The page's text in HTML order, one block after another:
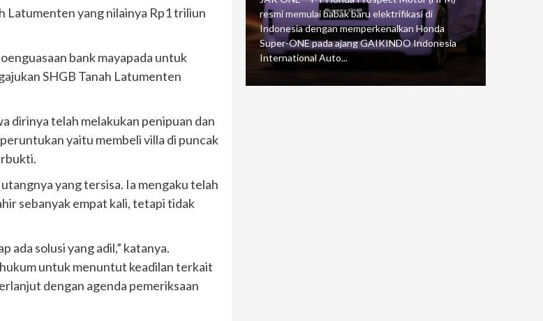
Latumenten yang nilainya Rp1 triliun
bank mayapada untuk
SHGB Tanah Latumenten
dirinya telah melakukan penipuan dan
yaitu membeli villa di puncak
yang tersisa. Ia mengaku telah
sebanyak empat kali, tetapi tidak
ada solusi yang adil,” katanya.
untuk menuntut keadilan terkait
dengan agenda pemeriksaan
Ducati semakin istimewa dengan peluncuran
livery paling...
resmi memulai babak baru elektrifikasi di
Indonesia dengan memperkenalkan Honda
Super-ONE pada ajang GAIKINDO Indonesia
International Auto...